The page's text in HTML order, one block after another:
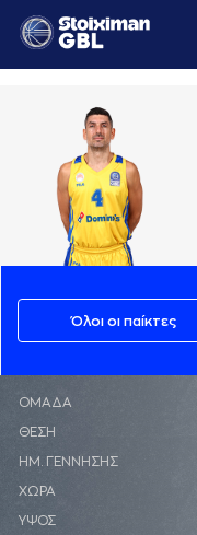
Όλοι οι παίκτες
ΟΜΑΔΑ
ΘΕΣΗ
ΗΜ. ΓΕΝΝΗΣΗΣ
ΧΩΡΑ
ΥΨΟΣ